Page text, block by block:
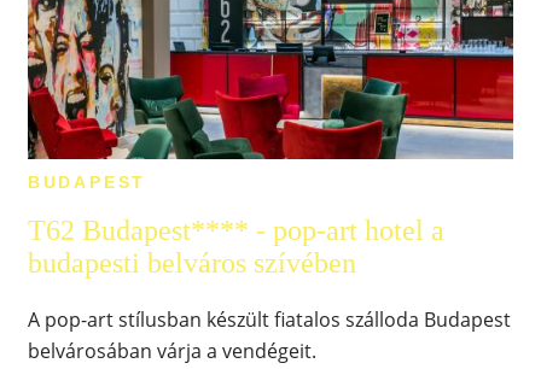
BUDAPEST
T62 Budapest**** - pop-art hotel a
budapesti belváros szívében
A pop-art stílusban készült fiatalos szálloda Budapest
belvárosában várja a vendégeit.